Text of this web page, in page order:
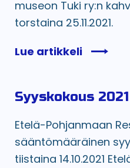
museon Tuki ry:n
torstaina 25.11.2021.
Lue artikkeli
Syyskokous 2021
Etelä-Pohjanmaan
sääntömääräinen
tiistaina 14.10.2021